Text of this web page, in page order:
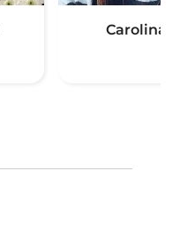
Carolina